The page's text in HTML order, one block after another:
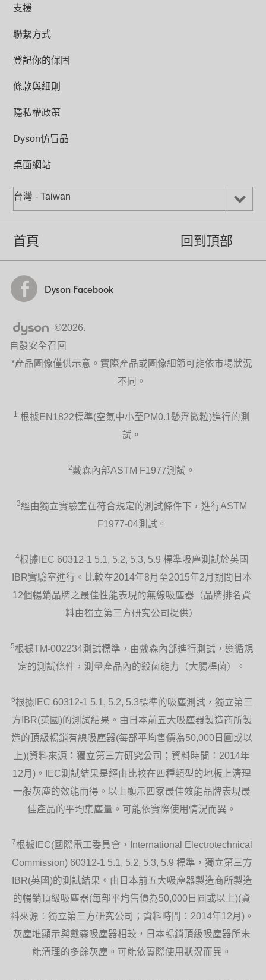
支援
聯繫方式
登記你的保固
條款與細則
隱私權政策
Dyson仿冒品
桌面網站
台灣 - Taiwan
首頁 回到頂部
Dyson Facebook
©2026.
自發安全召回
*產品圖像僅供示意。實際產品或圖像細節可能依市場狀況
不同。
1
根據EN1822標準(空氣中小至PM0.1懸浮微粒)進行的測
試。
2戴森內部ASTM F1977測試。
3經由獨立實驗室在符合規定的測試條件下，進行ASTM
F1977-04測試。
4根據IEC 60312-1 5.1, 5.2, 5.3, 5.9 標準吸塵測試於英國
IBR實驗室進行。比較在2014年8月至2015年2月期間日本
12個暢銷品牌之最佳性能表現的無線吸塵器（品牌排名資
料由獨立第三方研究公司提供）
5根據TM-002234測試標準，由戴森內部進行測試，遵循規
定的測試條件，測量產品內的殺菌能力（大腸桿菌）。
6根據IEC 60312-1 5.1, 5.2, 5.3標準的吸塵測試，獨立第三
方IBR(英國)的測試結果。由日本前五大吸塵器製造商所製
造的頂級暢銷有線吸塵器(每部平均售價為50,000日圓或以
上)(資料來源：獨立第三方研究公司；資料時間：2014年
12月)。IEC測試結果是經由比較在四種類型的地板上清理
一般灰塵的效能而得。以上顯示四家最佳效能品牌表現最
佳產品的平均集塵量。可能依實際使用情況而異。
7根據IEC(國際電工委員會，International Electrotechnical
Commission) 60312-1 5.1, 5.2, 5.3, 5.9 標準，獨立第三方
IBR(英國)的測試結果。由日本前五大吸塵器製造商所製造
的暢銷頂級吸塵器(每部平均售價為50,000日圓或以上)(資
料來源：獨立第三方研究公司；資料時間：2014年12月)。
灰塵堆顯示與戴森吸塵器相較，日本暢銷頂級吸塵器所未
能清理的多餘灰塵。可能依實際使用狀況而異。